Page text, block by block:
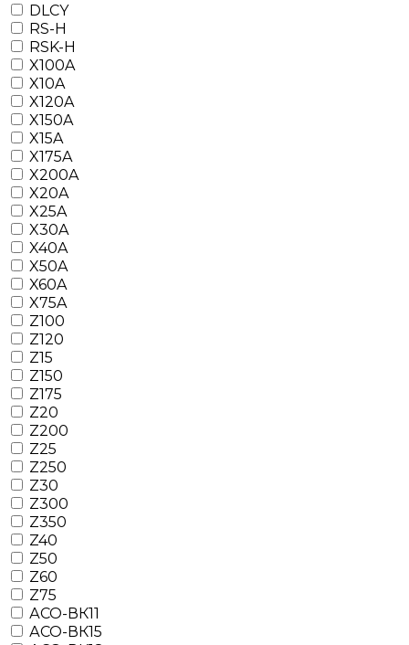
DLCY
RS-H
RSK-H
X100A
X10A
X120A
X150A
X15A
X175A
X200A
X20A
X25A
X30A
X40A
X50A
X60A
X75A
Z100
Z120
Z15
Z150
Z175
Z20
Z200
Z25
Z250
Z30
Z300
Z350
Z40
Z50
Z60
Z75
АСО-ВК11
АСО-ВК15